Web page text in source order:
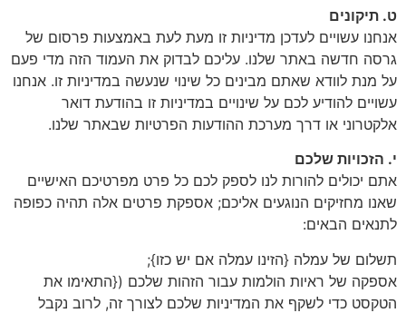
ט. תיקונים
אנחנו עשויים לעדכן מדיניות זו מעת לעת באמצעות פרסום של
גרסה חדשה באתר שלנו. עליכם לבדוק את העמוד הזה מדי פעם
על מנת לוודא שאתם מבינים כל שינוי שנעשה במדיניות זו. אנחנו
עשויים להודיע לכם על שינויים במדיניות זו בהודעת דואר
אלקטרוני או דרך מערכת ההודעות הפרטיות שבאתר שלנו.
י. הזכויות שלכם
אתם יכולים להורות לנו לספק לכם כל פרט מפרטיכם האישיים
שאנו מחזיקים הנוגעים אליכם; אספקת פרטים אלה תהיה כפופה
לתנאים הבאים:
תשלום של עמלה {הזינו עמלה אם יש כזו};
אספקה של ראיות הולמות עבור הזהות שלכם ({התאימו את
הטקסט כדי לשקף את המדיניות שלכם לצורך זה, לרוב נקבל